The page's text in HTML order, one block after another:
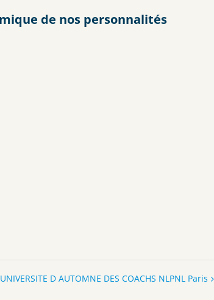
de nos personnalités
UNIVERSITE D AUTOMNE DES COACHS NLPNL Paris